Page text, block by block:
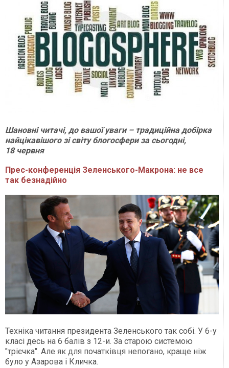
Шановні читачі, до вашої уваги – традиційна добірка
найцікавішого зі світу блогосфери за сьогодні,
18 червня
Прес-конференція Зеленського-Макрона: не все
так безнадійно
Техніка читання президента Зеленського так собі. У 6-у
класі десь на 6 балів з 12-и. За старою системою
"трієчка". Але як для початківця непогано, краще ніж
було у Азарова і Кличка.